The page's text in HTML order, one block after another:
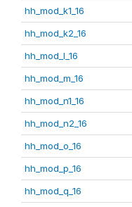
hh_mod_k1_16
hh_mod_k2_16
hh_mod_l_16
hh_mod_m_16
hh_mod_n1_16
hh_mod_n2_16
hh_mod_o_16
hh_mod_p_16
hh_mod_q_16